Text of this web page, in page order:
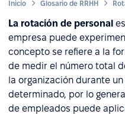
Inicio Glosario de RRHH
La rotación de personal
empresa puede
concepto se refiere a la
de medir el número total
la organización durante
determinado, por lo
de empleados puede